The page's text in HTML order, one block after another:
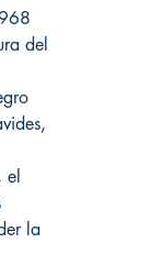
del
el
la